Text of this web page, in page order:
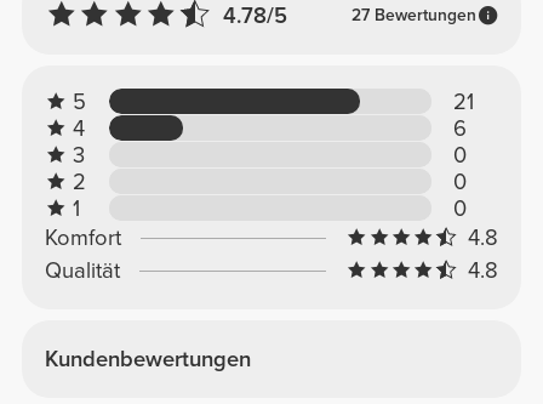
4.78/5 27 Bewertungen
5
21
4
6
3
0
2
0
1
0
Komfort
4.8
Qualität
4.8
Kundenbewertungen